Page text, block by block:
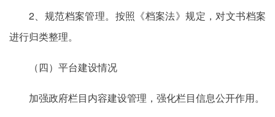
2、规范档案管理。按照《档案法》规定，对文书档案
进行归类整理。
（四）平台建设情况
加强政府栏目内容建设管理，强化栏目信息公开作用。